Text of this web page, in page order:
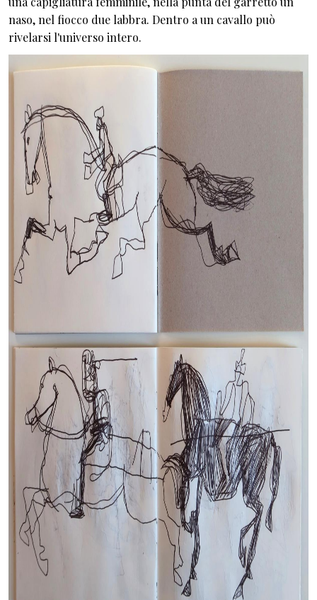
naso, nel fiocco due labbra. Dentro a un cavallo può
rivelarsi l'universo intero.